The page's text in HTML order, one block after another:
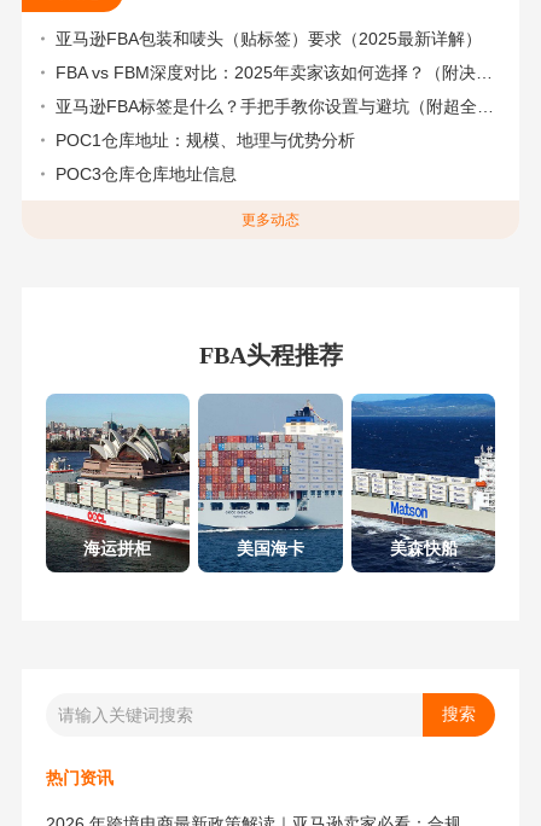
亚马逊FBA包装和唛头（贴标签）要求（2025最新详解）
FBA vs FBM深度对比：2025年卖家该如何选择？（附决策流程图）
亚马逊FBA标签是什么？手把手教你设置与避坑（附超全指南）
POC1仓库地址：规模、地理与优势分析
POC3仓库仓库地址信息
更多动态
FBA头程推荐
海运拼柜 美国海卡 美森快船
热门资讯